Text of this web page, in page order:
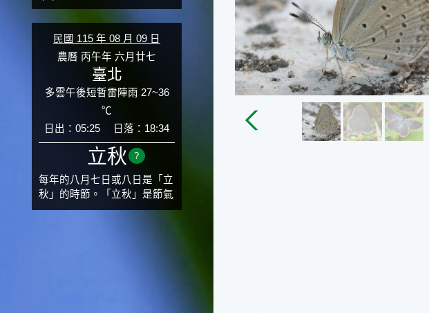
民國 115 年 08 月 09 日
農曆 丙午年 六月廿七
臺北
多雲午後短暫雷陣雨 27~36
℃
日出：05:25
日落：18:34
立秋 ?
每年的八月七日或八日是「立
秋」的時節。「立秋」是節氣
邁入秋涼的先聲，表示酷熱難